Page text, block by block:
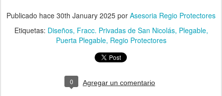
NOV
REGIO PROTECTORES® - Propuesta de
diseño y proyecto elaborado RP 1368
ubicado en el Fracc. Privada de San